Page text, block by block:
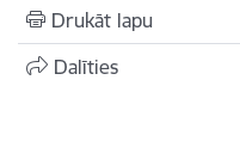
Drukāt lapu
Dalīties